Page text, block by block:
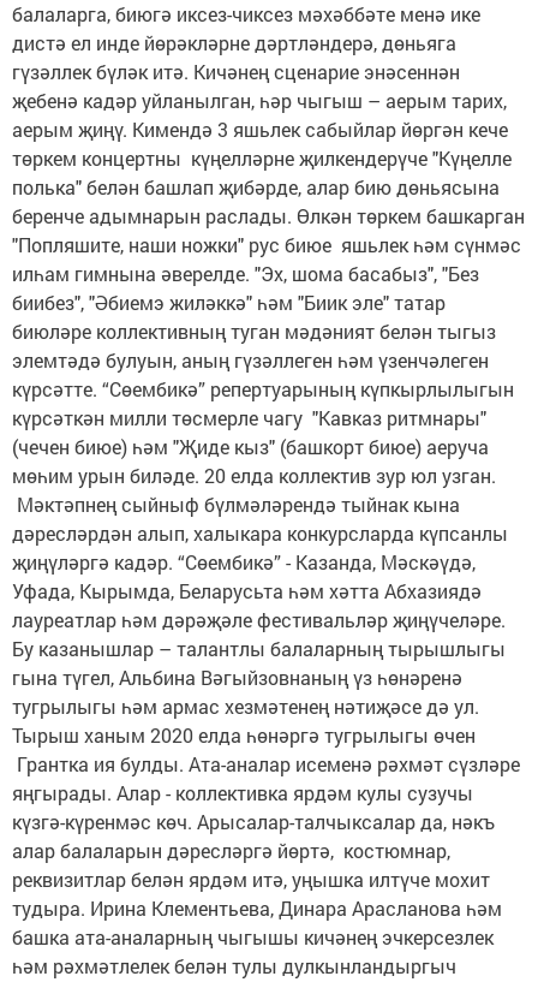
балаларга, биюгә иксез-чиксез мәхәббәте менә ике
дистә ел инде йөрәкләрне дәртләндерә, дөньяга
гүзәллек бүләк итә. Кичәнең сценарие энәсеннән
җебенә кадәр уйланылган, һәр чыгыш – аерым тарих,
аерым җиңү. Кимендә 3 яшьлек сабыйлар йөргән кече
төркем концертны күңелләрне җилкендерүче "Күңелле
полька" белән башлап җибәрде, алар бию дөньясына
беренче адымнарын раслады. Өлкән төркем башкарган
"Попляшите, наши ножки" рус биюе яшьлек һәм сүнмәс
илһам гимнына әверелде. "Эх, шома басабыз", "Без
биибез", "Әбиемэ жиләккә" һәм "Биик эле" татар
биюләре коллективның туган мәдәният белән тыгыз
элемтәдә булуын, аның гүзәллеген һәм үзенчәлеген
күрсәтте. “Сөембикә” репертуарының күпкырлылыгын
күрсәткән милли төсмерле чагу "Кавказ ритмнары"
(чечен биюе) һәм "Җиде кыз" (башкорт биюе) аеруча
мөһим урын биләде. 20 елда коллектив зур юл узган.
Мәктәпнең сыйныф бүлмәләрендә тыйнак кына
дәресләрдән алып, халыкара конкурсларда күпсанлы
җиңүләргә кадәр. “Сөембикә” - Казанда, Мәскәүдә,
Уфада, Кырымда, Беларусьта һәм хәтта Абхазиядә
лауреатлар һәм дәрәҗәле фестивальләр җиңүчеләре.
Бу казанышлар – талантлы балаларның тырышлыгы
гына түгел, Альбина Вәгыйзовнаның үз һөнәренә
тугрылыгы һәм армас хезмәтенең нәтиҗәсе дә ул.
Тырыш ханым 2020 елда һөнәргә тугрылыгы өчен
Грантка ия булды. Ата-аналар исеменә рәхмәт сүзләре
яңгырады. Алар - коллективка ярдәм кулы сузучы
күзгә-күренмәс көч. Арысалар-талчыксалар да, нәкъ
алар балаларын дәресләргә йөртә, костюмнар,
реквизитлар белән ярдәм итә, уңышка илтүче мохит
тудыра. Ирина Клементьева, Динара Арасланова һәм
башка ата-аналарның чыгышы кичәнең эчкерсезлек
һәм рәхмәтлелек белән тулы дулкынландыргыч